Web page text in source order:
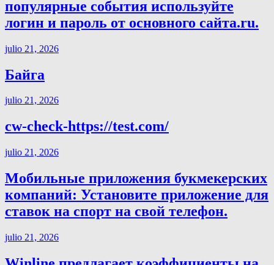
популярные события используйте
логин и пароль от основного сайта.ru.
julio 21, 2026
Байга
julio 21, 2026
cw-check-https://test.com/
julio 21, 2026
Мобильные приложения букмекерских
компаний: Установите приложение для
ставок на спорт на свой телефон.
julio 21, 2026